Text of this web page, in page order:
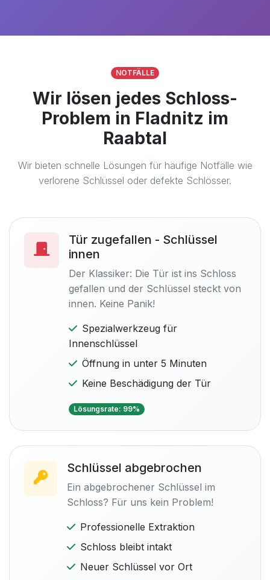
NOTFÄLLE
Wir lösen jedes Schloss-
Problem in Fladnitz im
Raabtal
Wir bieten schnelle Lösungen für häufige Notfälle wie
verlorene Schlüssel oder defekte Schlösser.
Tür zugefallen - Schlüssel
innen
Der Klassiker: Die Tür ist ins Schloss
gefallen und der Schlüssel steckt von
innen. Keine Panik!
Spezialwerkzeug für
Innenschlüssel
Öffnung in unter 5 Minuten
Keine Beschädigung der Tür
Lösungsrate: 99%
Schlüssel abgebrochen
Ein abgebrochener Schlüssel im
Schloss? Für uns kein Problem!
Professionelle Extraktion
Schloss bleibt intakt
Neuer Schlüssel vor Ort